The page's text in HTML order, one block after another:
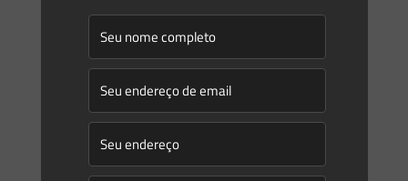
Saes Advogadoson
12/06/2023
Conflito aparente de normas no direito penal ambiental: a
aplicação do Princípio da Consunção
O direito penal possui uma série de princípios que visam,
sobretudo, limitar o poder punitivo do Estado como uma
forma de garantia aos sujeitos processados criminalmente.